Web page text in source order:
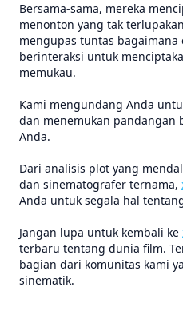
Bersama-sama, mereka
menonton yang tak
mengupas tuntas bagaimana
berinteraksi untuk
memukau.
Kami mengundang Anda
dan menemukan
Anda.
Dari analisis plot yang
dan sinematografer ternama,
Anda untuk segala hal
Jangan lupa untuk kembali ke
terbaru tentang dunia film.
bagian dari komunitas kami
sinematik.